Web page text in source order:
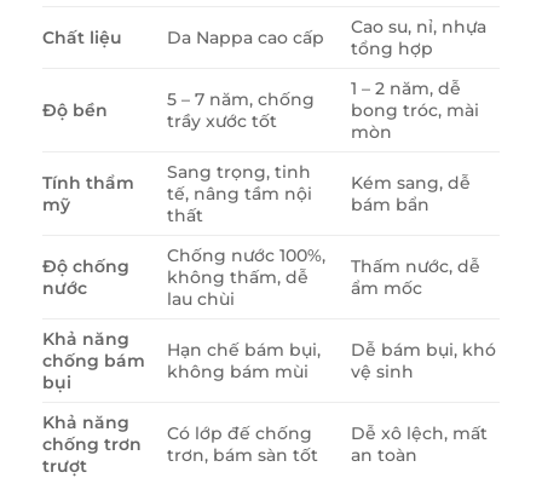
Chất liệu Da Nappa cao cấp
Cao su, nỉ, nhựa
tổng hợp
Độ bền
5 – 7 năm, chống
trầy xước tốt
1 – 2 năm, dễ
bong tróc, mài
mòn
Tính thẩm
mỹ
Sang trọng, tinh
tế, nâng tầm nội
thất
Kém sang, dễ
bám bẩn
Độ chống
nước
Chống nước 100%,
không thấm, dễ
lau chùi
Thấm nước, dễ
ẩm mốc
Khả năng
chống bám
bụi
Hạn chế bám bụi,
không bám mùi
Dễ bám bụi, khó
vệ sinh
Khả năng
chống trơn
trượt
Có lớp đế chống
trơn, bám sàn tốt
Dễ xô lệch, mất
an toàn